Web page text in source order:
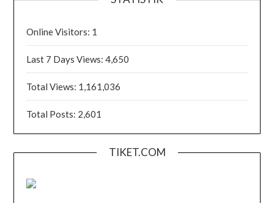
Online Visitors: 1
Last 7 Days Views:4,650
Total Views: 1,161,036
Total Posts: 2,601
TIKET.COM